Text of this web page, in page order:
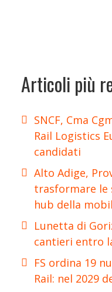
Articoli più
SNCF, Cma
Rail Logistics
candidati
Alto Adige,
trasformare le
hub della
Lunetta di
cantieri entro
FS ordina 19
Rail: nel 2029